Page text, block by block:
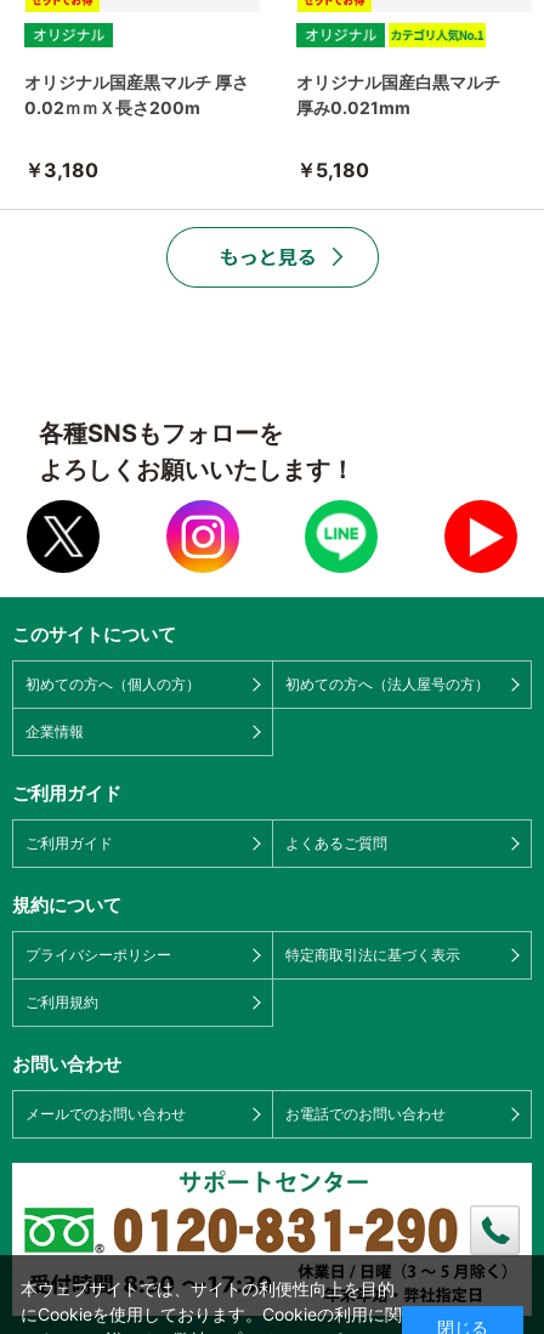
オリジナル国産黒マルチ 厚さ
0.02ｍｍＸ長さ200m
￥3,180
オリジナル国産白黒マルチ
厚み0.021mm
￥5,180
各種SNSもフォローを
よろしくお願いいたします！
このサイトについて
初めての方へ（個人の方） 初めての方へ（法人屋号の方）
企業情報
ご利用ガイド
ご利用ガイド よくあるご質問
規約について
プライバシーポリシー 特定商取引法に基づく表示
ご利用規約
お問い合わせ
メールでのお問い合わせ お電話でのお問い合わせ
本ウェブサイトでは、サイトの利便性向上を目的
にCookieを使用しております。Cookieの利用に関
閉じる